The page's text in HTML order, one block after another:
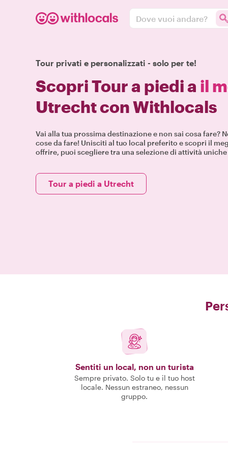
Dove vuoi andare?
Tour privati e personalizzati - solo per te!
Scopri Tour a piedi a il
Utrecht con Withlocals
Vai alla tua prossima destinazione e non sai cosa fare?
cose da fare! Unisciti al tuo local preferito e scopri il
offrire, puoi scegliere tra una selezione di attività
Tour a piedi a Utrecht
Sentiti un local, non un turista
Sempre privato. Solo tu e il tuo host
locale. Nessun estraneo, nessun
gruppo.